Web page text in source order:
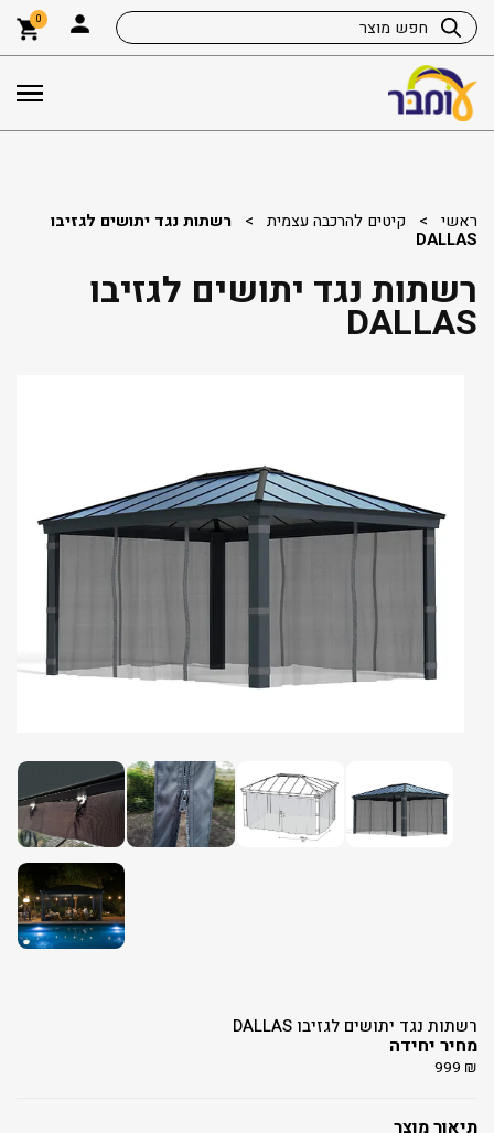
0
ראשי > קיטים להרכבה עצמית >
רשתות נגד יתושים לגזיבו
DALLAS
רשתות נגד יתושים לגזיבו
DALLAS
רשתות נגד יתושים לגזיבו DALLAS
מחיר יחידה
999 ₪
תיאור מוצר